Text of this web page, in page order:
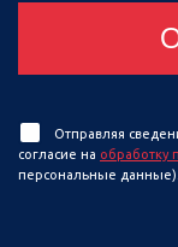
Отправляя
согласие на обработку
персональные данные).